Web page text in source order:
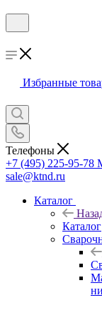
Избранные
Телефоны
+7 (495) 225-95-78
sale@ktnd.ru
Каталог
Каталог